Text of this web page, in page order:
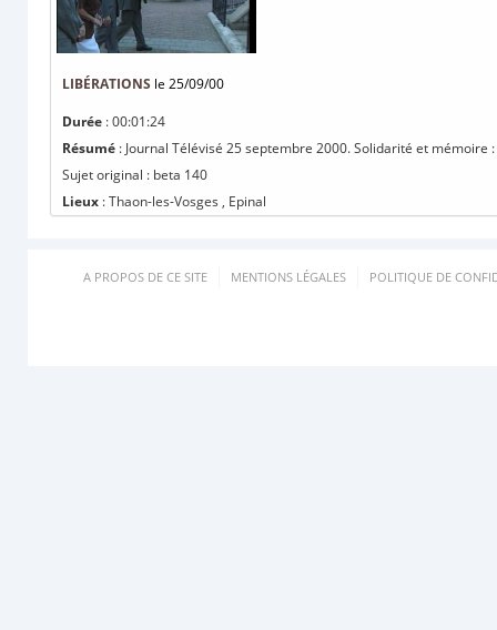
LIBÉRATIONS le 25/09/00
Durée : 00:01:24
Résumé : Journal Télévisé 25 septembre 2000. Solidarité et
Sujet original : beta 140
Lieux : Thaon-les-Vosges , Epinal
A PROPOS DE CE SITE MENTIONS LÉGALES POLITIQUE DE